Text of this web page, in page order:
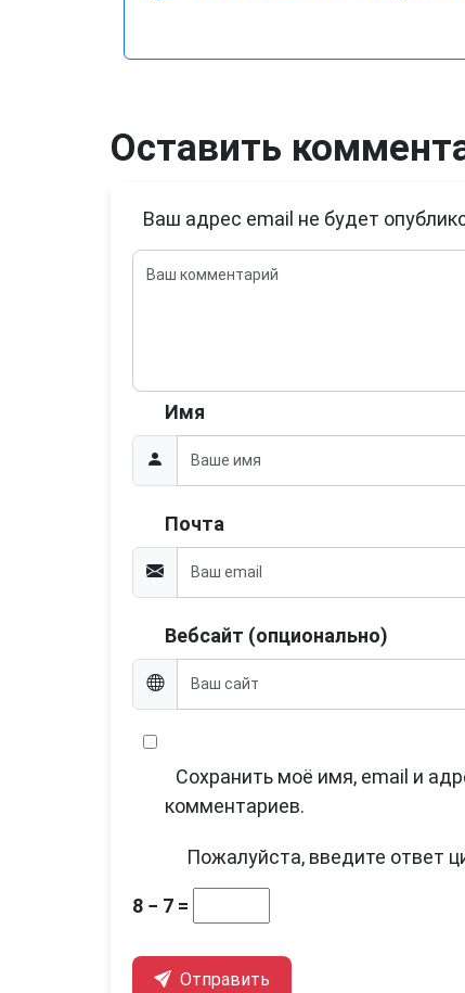
Оставить
Ваш адрес email не будет
Имя
Почта
Вебсайт (опционально)
Сохранить моё имя, email и
комментариев.
Пожалуйста, введите ответ
8 − 7 =
Отправить